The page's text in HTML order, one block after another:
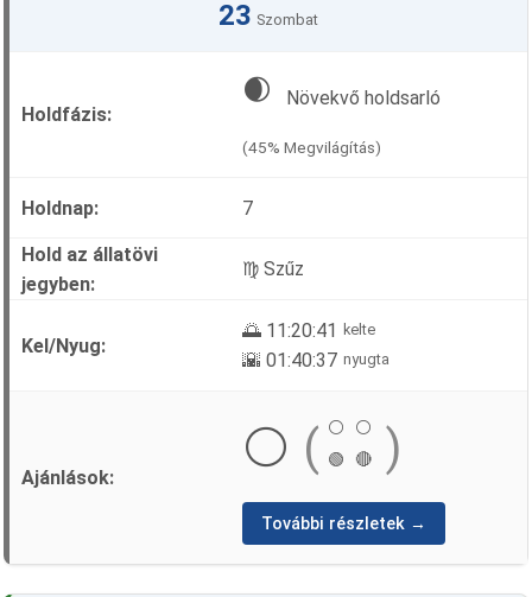
23 Szombat
🌒 Növekvő holdsarló
(45% Megvilágítás)
7
♍ Szűz
🌅 11:20:41 kelte
🌇 01:40:37 nyugta
⚪ ( ⚪
⚪
🟢
🔴 )
További részletek →